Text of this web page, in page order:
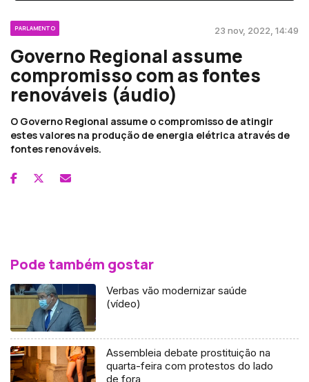
PARLAMENTO 23 nov, 2022, 14:49
Governo Regional assume
compromisso com as fontes
renováveis (áudio)
O Governo Regional assume o compromisso de atingir
estes valores na produção de energia elétrica através de
fontes renováveis.
Pode também gostar
Verbas vão modernizar saúde
(vídeo)
Assembleia debate prostituição na
quarta-feira com protestos do lado
de fora